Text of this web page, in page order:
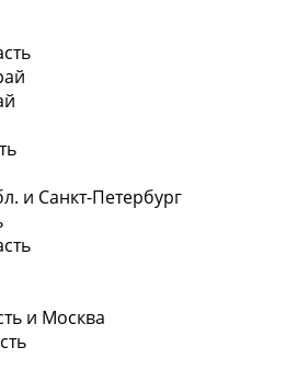
и Санкт-Петербург
и Москва